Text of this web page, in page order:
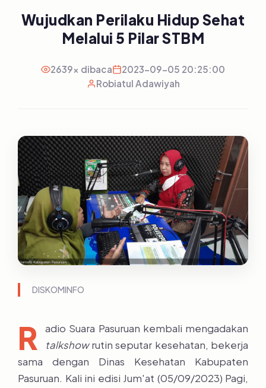
Wujudkan Perilaku Hidup Sehat
Melalui 5 Pilar STBM
2639x dibaca
2023-09-05 20:25:00
Robiatul Adawiyah
DISKOMINFO
R
adio Suara Pasuruan kembali mengadakan
talkshowrutin seputar kesehatan, bekerja
sama dengan Dinas Kesehatan Kabupaten
Pasuruan. Kali ini edisi Jum'at (05/09/2023) Pagi,